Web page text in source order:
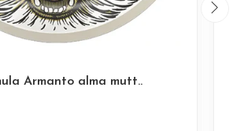
Armanto alma mutt..